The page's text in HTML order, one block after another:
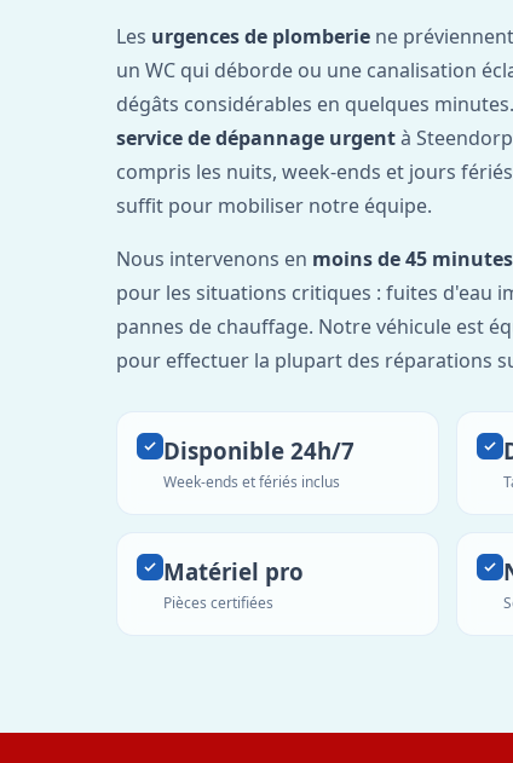
Les urgences de plomberie ne
un WC qui déborde ou une canalisation
dégâts considérables en quelques
service de dépannage urgentà
compris les nuits, week-ends et jours
suffit pour mobiliser notre équipe.
Nous intervenons en moins de 45 minutes
pour les situations critiques : fuites d'eau
pannes de chauffage. Notre véhicule est
pour effectuer la plupart des réparations
Disponible 24h/7
Week-ends et fériés inclus
Matériel pro
Pièces certifiées